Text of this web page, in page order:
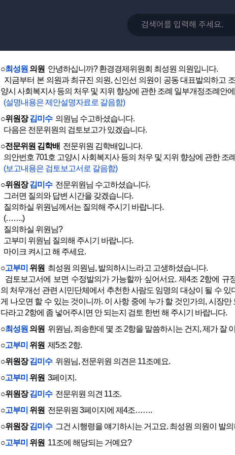
이 일부개정조례안을 발의하신 최성원 의원님께서는 나오셔서 안건
○최성원 의원 안녕하십니까? 환경경제위원회 최성원 의원입니다.
지금부터 본 의원과 최규진 의원, 신인선 의원이 공동 대표발의하고
양시 사회복지사 등의 처우 및 지위 향상에 관한 조례 일부개정조례안
(설명내용은 제안설명자료로 갈음함)
○위원장김미수의원님 수고하셨습니다.
다음은 전문위원의 검토보고가 있겠습니다.
○전문위원 김학배 전문위원 김학배입니다.
의안번호 701호 고양시 사회복지사 등의 처우 및 지위 향상에 관한
(보고내용은 검토보고서로 갈음함)
○위원장김미수전문위원님 수고하셨습니다.
그러면 질의와 답변 시간을 갖겠습니다.
질의하실 위원님께서는 질의해 주시기 바랍니다.
(…….)
질의하실 위원님?
고부미 위원님 질의해 주시기 바랍니다.
마이크 켜시고 해 주세요.
○고부미 위원 최성원 의원님, 발의하시느라고 고생하셨습니다.
검토보고서에 보면 수정발의가 가능할까 싶어서요. 제4조 2항에
의 처우개선 관련 시민단체에서 추천한 사람도 임명의 대상이 될 수
게 나오면 할 수 있는 것이니까. 이 사항 중에 누가 할 것인가의, 시장
다라고 2항에 좀 넣어주시면 안 되는지 검토 한번 해 주시기 바랍니다.
○최성원 의원 위원님, 죄송한데 몇 조 2항을 말씀하시는 건지, 제가 잘
○고부미 위원 제5조 2항.
○위원장김미수위원님, 전문위원 의견은 11조예요.
○고부미 위원 3페이지.
○위원장김미수전문위원 의견 11조.
○고부미 위원 전문위원 3페이지에 제4조…….
○위원장김미수그건 시행령을 얘기하시는 거고요. 최성원 의원이 발
○고부미 위원 11조에 해당되는 거예요?